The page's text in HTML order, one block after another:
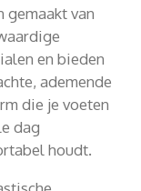
gemaakt van
en bieden
ademende
die je voeten
dag
houdt.